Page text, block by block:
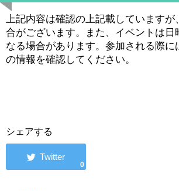
上記内容は確認の上記載しています
合がございます。また、イベントは日
なる場合があります。参加される際に
の情報を確認してください。
シェアする
0